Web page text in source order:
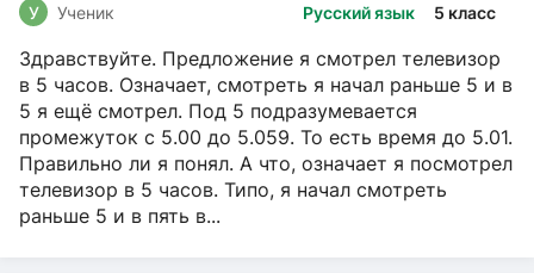
Русский язык 5 класс
У Ученик
Здравствуйте. Предложение я смотрел телевизор
в 5 часов. Означает, смотреть я начал раньше 5 и в
5 я ещё смотрел. Под 5 подразумевается
промежуток с 5.00 до 5.059. То есть время до 5.01.
Правильно ли я понял. А что, означает я посмотрел
телевизор в 5 часов. Типо, я начал смотреть
раньше 5 и в пять в...